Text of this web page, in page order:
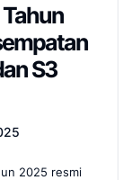
Tahun
S3
2025 resmi